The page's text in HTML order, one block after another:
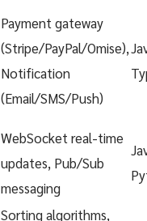
Payment gateway
(Stripe/PayPal/Omise),
Notification
(Email/SMS/Push)
WebSocket real-time
updates, Pub/Sub
messaging
Sorting algorithms,